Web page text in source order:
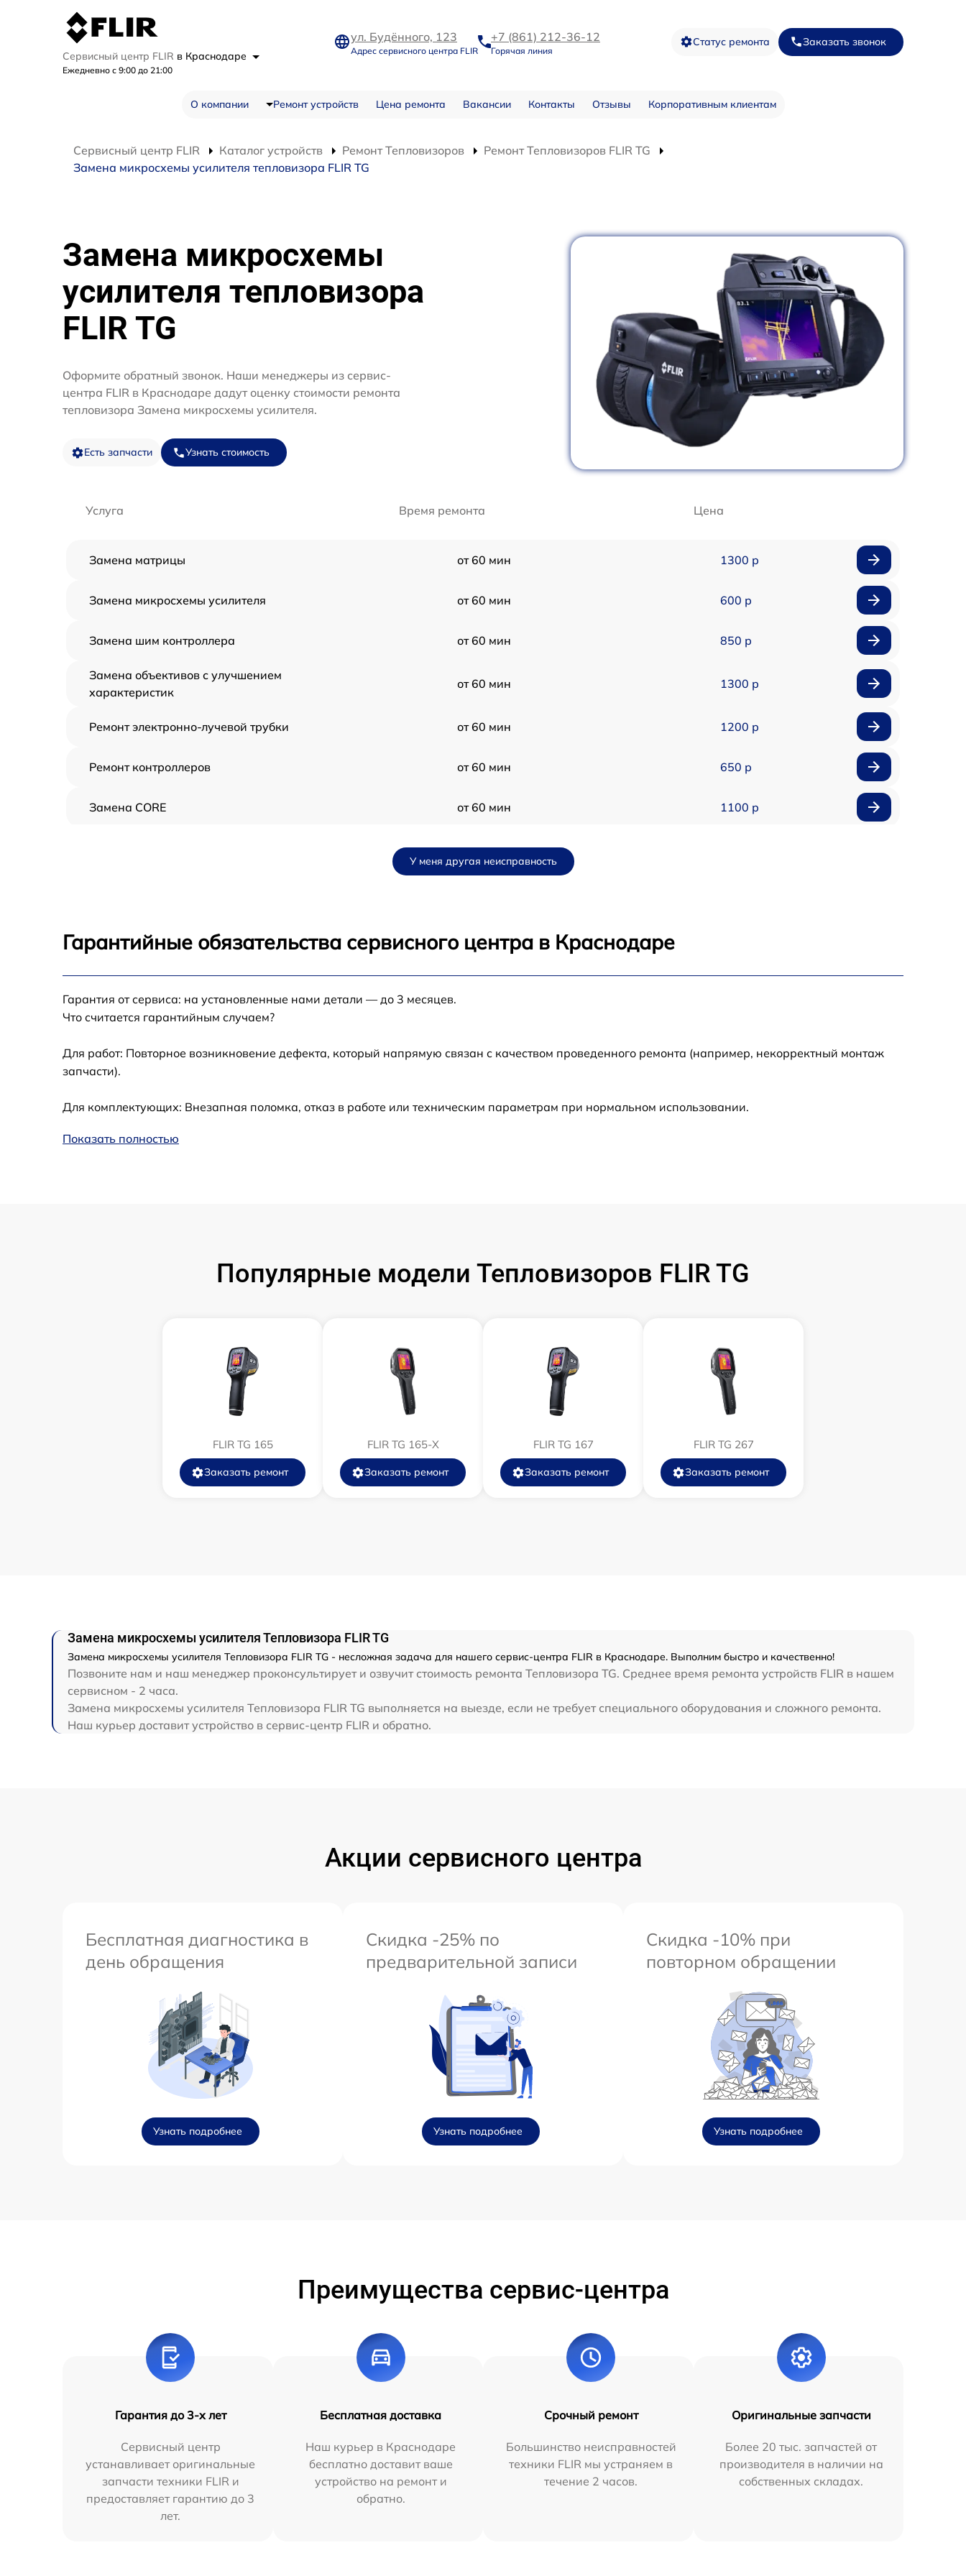
Сервисный центр FLIR в Краснодаре
Ежедневно с 9:00 до 21:00
ул. Будённого, 123
Адрес сервисного центра FLIR
+7 (861) 212-36-12
Горячая линия
Статус ремонта Заказать звонок
О компании Ремонт устройств Цена ремонта Вакансии Контакты Отзывы Корпоративным клиентам
Сервисный центр FLIR Каталог устройств Ремонт Тепловизоров
Ремонт Тепловизоров FLIR TG
Замена микросхемы усилителя тепловизора FLIR TG
Замена микросхемы
усилителя тепловизора
FLIR TG
Оформите обратный звонок. Наши менеджеры из сервис-
центра FLIR в Краснодаре дадут оценку стоимости ремонта
тепловизора Замена микросхемы усилителя.
Есть запчасти Узнать стоимость
Услуга Время ремонта Цена
Замена матрицы от 60 мин 1300 р
Замена микросхемы усилителя от 60 мин 600 р
Замена шим контроллера от 60 мин 850 р
Замена объективов с улучшением
характеристик
от 60 мин 1300 р
Ремонт электронно-лучевой трубки от 60 мин 1200 р
Ремонт контроллеров от 60 мин 650 р
Замена CORE от 60 мин 1100 р
от 60 мин
Ремонт встроенного дальнометра и
других устройств
Замена микросхемы логики от 60 мин 450 р
Ремонт цепи питания
Прошивка (Обновление ПО) 450 р
Ремонт платы управления
750 р
Восстановление после попадания влаги от 60 мин 850 р
У меня другая неисправность
Гарантийные обязательства сервисного центра в Краснодаре
Гарантия от сервиса: на установленные нами детали — до 3 месяцев.
Что считается гарантийным случаем?
Для работ: Повторное возникновение дефекта, который напрямую связан с качеством проведенного ремонта (например, некорректный монтаж
запчасти).
Для комплектующих: Внезапная поломка, отказ в работе или техническим параметрам при нормальном использовании.
Показать полностью
Популярные модели Тепловизоров FLIR TG
FLIR TG 165
Заказать ремонт
FLIR TG 165-X
Заказать ремонт
FLIR TG 167
Заказать ремонт
FLIR TG 267
Заказать ремонт
Замена микросхемы усилителя Тепловизора FLIR TG
Замена микросхемы усилителя Тепловизора FLIR TG - несложная задача для нашего сервис-центра FLIR в Краснодаре. Выполним быстро и качественно!
Позвоните нам и наш менеджер проконсультирует и озвучит стоимость ремонта Тепловизора TG. Среднее время ремонта устройств FLIR в нашем
сервисном - 2 часа.
Замена микросхемы усилителя Тепловизора FLIR TG выполняется на выезде, если не требует специального оборудования и сложного ремонта.
Наш курьер доставит устройство в сервис-центр FLIR и обратно.
Акции сервисного центра
Бесплатная диагностика в
день обращения
Узнать подробнее
Скидка -25% по
предварительной записи
Узнать подробнее
Скидка -10% при
повторном обращении
Узнать подробнее
Преимущества сервис-центра
Гарантия до 3-х лет
Сервисный центр
устанавливает оригинальные
запчасти техники FLIR и
предоставляет гарантию до 3
лет.
Бесплатная доставка
Наш курьер в Краснодаре
бесплатно доставит ваше
устройство на ремонт и
обратно.
Срочный ремонт
Большинство неисправностей
техники FLIR мы устраняем в
течение 2 часов.
Оригинальные запчасти
Более 20 тыс. запчастей от
производителя в наличии на
собственных складах.